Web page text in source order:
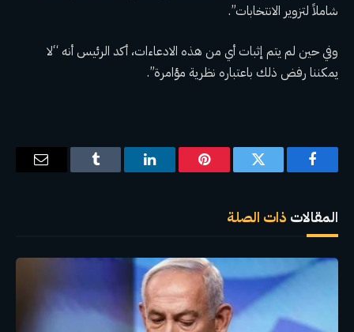
شاملاً لتزوير الانتخابات”.
وفي حين لم يتم إثبات أي من هذه الادعاءات، أكد الرئيس أنه “لا
يمكننا رفض ذلك باعتباره نظرية مؤامرة”.
فيسبوك تويتر بينتيريستلينكدإن Tumblr
البريد
المقالات ذات الصلة